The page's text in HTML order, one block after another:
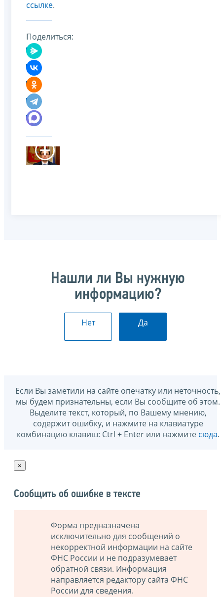
ссылке.
Поделиться:
Нашли ли Вы нужную
информацию?
Нет Да
Если Вы заметили на сайте опечатку или неточность,
мы будем признательны, если Вы сообщите об этом.
Выделите текст, который, по Вашему мнению,
содержит ошибку, и нажмите на клавиатуре
комбинацию клавиш: Ctrl + Enter или нажмите сюда.
×
Сообщить об ошибке в тексте
Форма предназначена
исключительно для сообщений о
некорректной информации на сайте
ФНС России и не подразумевает
обратной связи. Информация
направляется редактору сайта ФНС
России для сведения.